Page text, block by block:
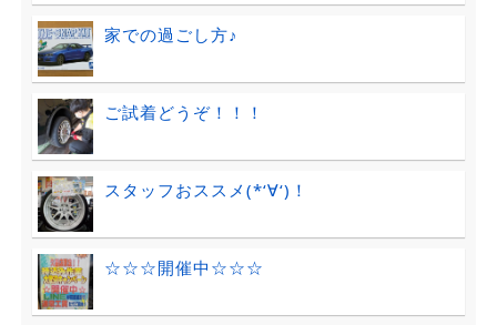
家での過ごし方♪
ご試着どうぞ！！！
スタッフおススメ(*‘∀‘)！
☆☆☆開催中☆☆☆